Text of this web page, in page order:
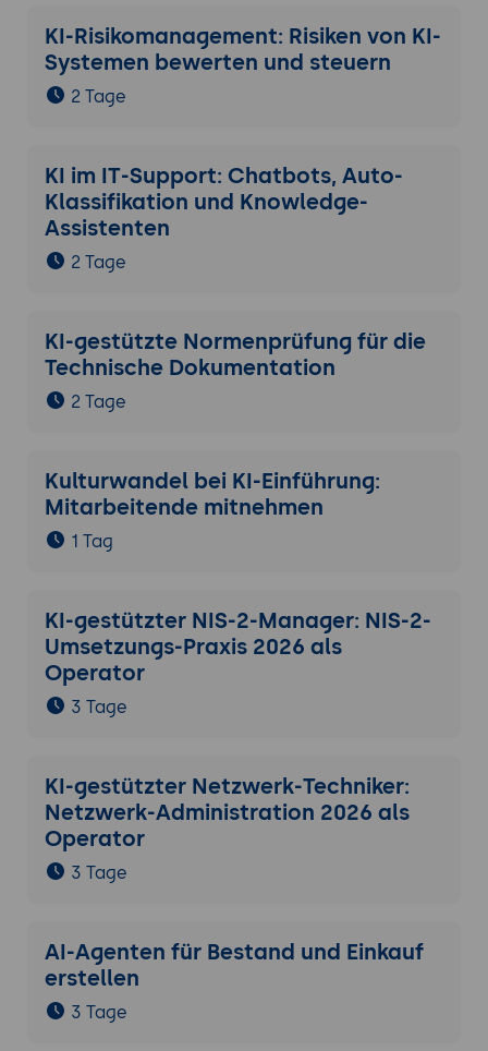
KI-Risikomanagement: Risiken von KI-
Systemen bewerten und steuern
2 Tage
KI im IT-Support: Chatbots, Auto-
Klassifikation und Knowledge-
Assistenten
2 Tage
KI-gestützte Normenprüfung für die
Technische Dokumentation
2 Tage
Kulturwandel bei KI-Einführung:
Mitarbeitende mitnehmen
1 Tag
KI-gestützter NIS-2-Manager: NIS-2-
Umsetzungs-Praxis 2026 als
Operator
3 Tage
KI-gestützter Netzwerk-Techniker:
Netzwerk-Administration 2026 als
Operator
3 Tage
AI-Agenten für Bestand und Einkauf
erstellen
3 Tage